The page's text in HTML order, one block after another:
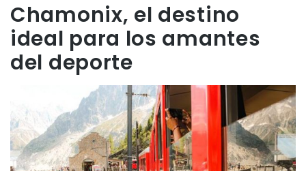
Chamonix, el destino
ideal para los amantes
del deporte